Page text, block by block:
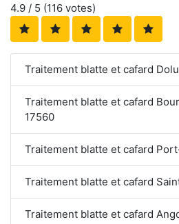
4.9 / 5 (116 votes)
Traitement blatte et cafard
Traitement blatte et cafard
17560
Traitement blatte et cafard
Traitement blatte et cafard
Traitement blatte et cafard